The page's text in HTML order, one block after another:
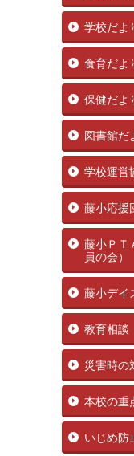
学校だよ
食育だよ
保健だよ
図書館だ
学校運営
藤小応援
藤小ＰＴ
員の会）
藤小デイ
教育相談
災害時の
本校の重
いじめ防